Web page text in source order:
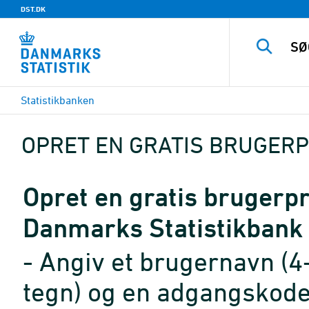
DST.DK
Statistikbanken
OPRET EN GRATIS
Opret en gratis
Danmarks Statistikbank
- Angiv et brugernavn
tegn) og en